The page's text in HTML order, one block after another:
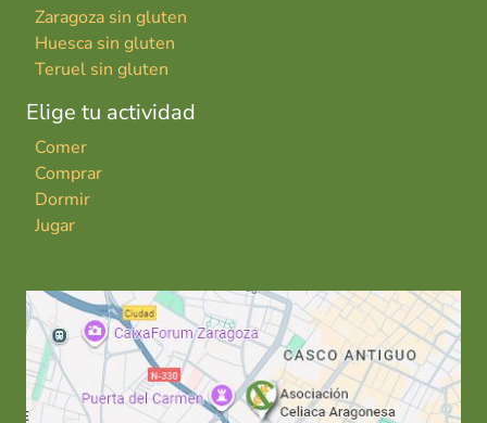
Zaragoza sin gluten
Huesca sin gluten
Teruel sin gluten
Elige tu actividad
Comer
Comprar
Dormir
Jugar